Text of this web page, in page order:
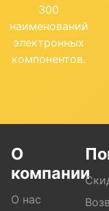
300
наименований
электронных
компонентов.
О
компании
О нас